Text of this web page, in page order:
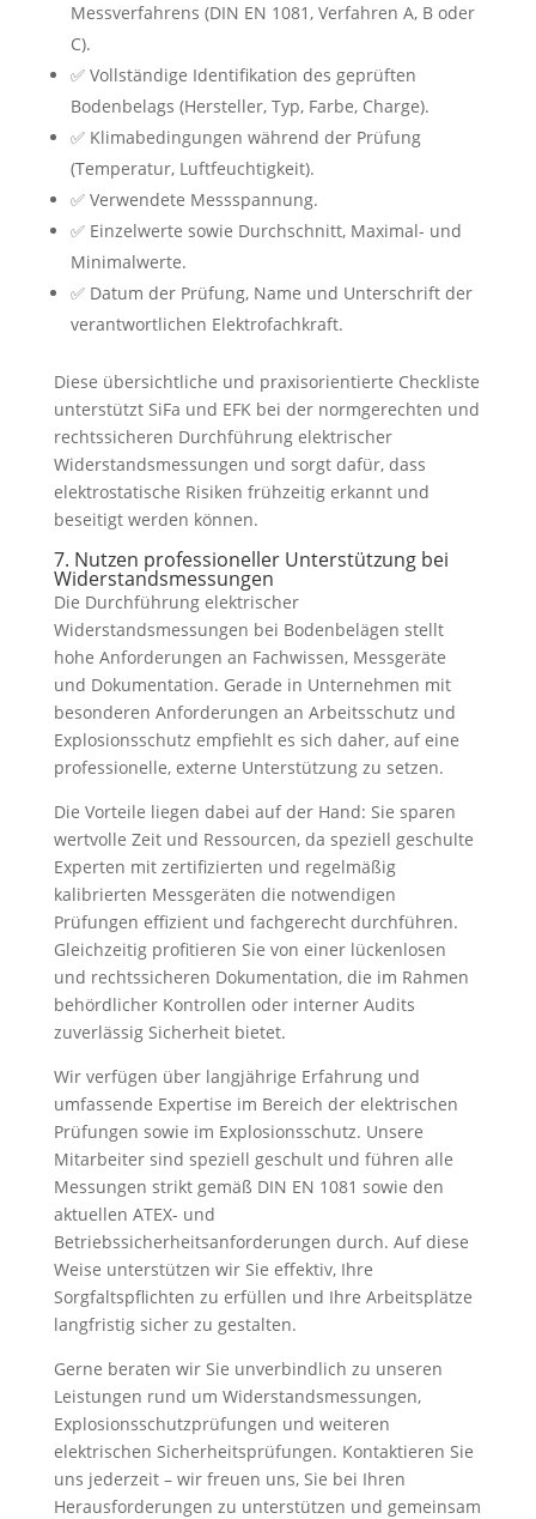
Messverfahrens (DIN EN 1081, Verfahren A, B oder
C).
✅ Vollständige Identifikation des geprüften
Bodenbelags (Hersteller, Typ, Farbe, Charge).
✅ Klimabedingungen während der Prüfung
(Temperatur, Luftfeuchtigkeit).
✅ Verwendete Messspannung.
✅ Einzelwerte sowie Durchschnitt, Maximal- und
Minimalwerte.
✅ Datum der Prüfung, Name und Unterschrift der
verantwortlichen Elektrofachkraft.
Diese übersichtliche und praxisorientierte Checkliste
unterstützt SiFa und EFK bei der normgerechten und
rechtssicheren Durchführung elektrischer
Widerstandsmessungen und sorgt dafür, dass
elektrostatische Risiken frühzeitig erkannt und
beseitigt werden können.
7. Nutzen professioneller Unterstützung bei
Widerstandsmessungen
Die Durchführung elektrischer
Widerstandsmessungen bei Bodenbelägen stellt
hohe Anforderungen an Fachwissen, Messgeräte
und Dokumentation. Gerade in Unternehmen mit
besonderen Anforderungen an Arbeitsschutz und
Explosionsschutz empfiehlt es sich daher, auf eine
professionelle, externe Unterstützung zu setzen.
Die Vorteile liegen dabei auf der Hand: Sie sparen
wertvolle Zeit und Ressourcen, da speziell geschulte
Experten mit zertifizierten und regelmäßig
kalibrierten Messgeräten die notwendigen
Prüfungen effizient und fachgerecht durchführen.
Gleichzeitig profitieren Sie von einer lückenlosen
und rechtssicheren Dokumentation, die im Rahmen
behördlicher Kontrollen oder interner Audits
zuverlässig Sicherheit bietet.
Wir verfügen über langjährige Erfahrung und
umfassende Expertise im Bereich der elektrischen
Prüfungen sowie im Explosionsschutz. Unsere
Mitarbeiter sind speziell geschult und führen alle
Messungen strikt gemäß DIN EN 1081 sowie den
aktuellen ATEX- und
Betriebssicherheitsanforderungen durch. Auf diese
Weise unterstützen wir Sie effektiv, Ihre
Sorgfaltspflichten zu erfüllen und Ihre Arbeitsplätze
langfristig sicher zu gestalten.
Gerne beraten wir Sie unverbindlich zu unseren
Leistungen rund um Widerstandsmessungen,
Explosionsschutzprüfungen und weiteren
elektrischen Sicherheitsprüfungen. Kontaktieren Sie
uns jederzeit – wir freuen uns, Sie bei Ihren
Herausforderungen zu unterstützen und gemeinsam